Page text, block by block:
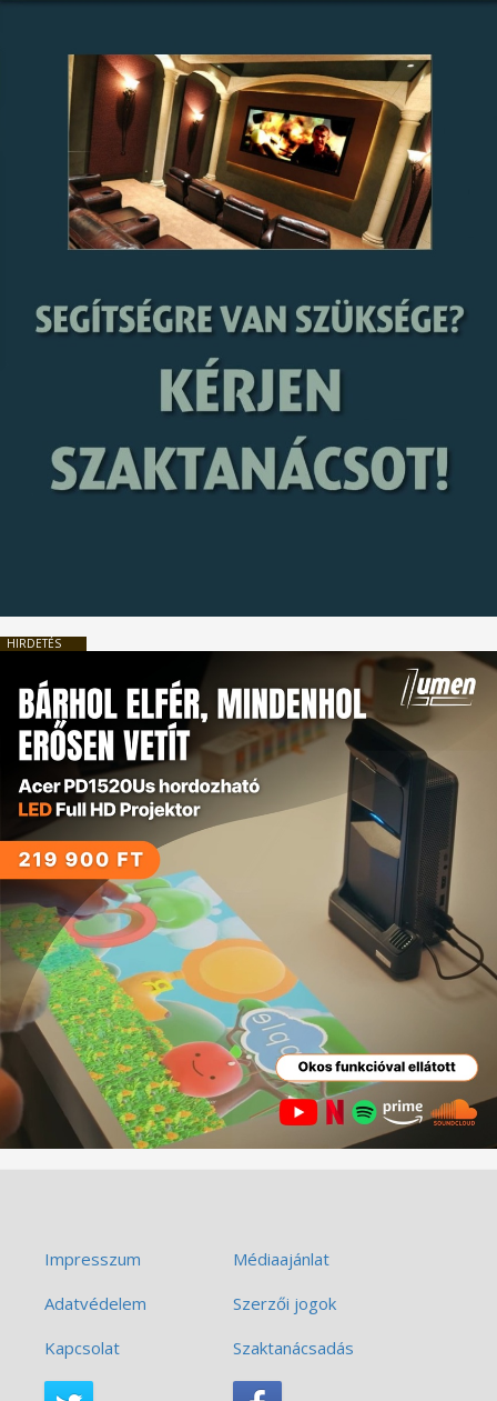
HIRDETÉS
Impresszum
Médiaajánlat
Adatvédelem
Szerzői jogok
Kapcsolat
Szaktanácsadás